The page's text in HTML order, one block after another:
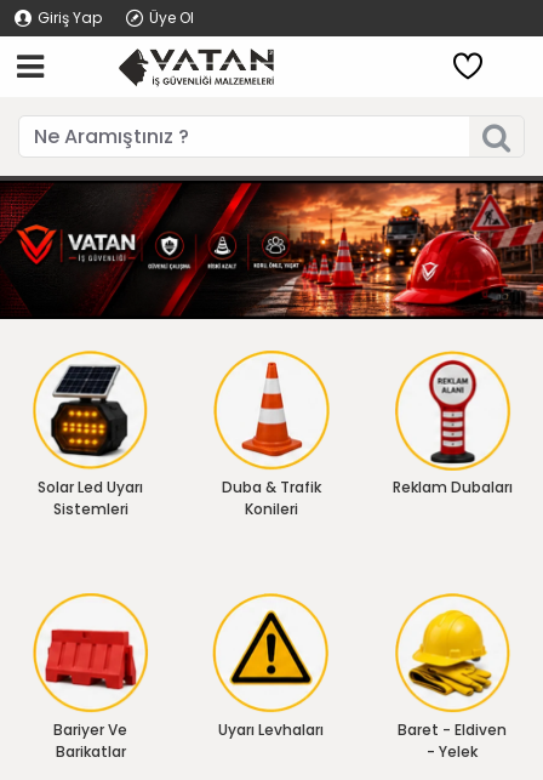
Giriş Yap Üye Ol
Solar Led Uyarı
Sistemleri
Duba & Trafik
Konileri
Reklam Dubaları
Bariyer Ve
Barikatlar
Uyarı Levhaları
Baret - Eldiven
- Yelek